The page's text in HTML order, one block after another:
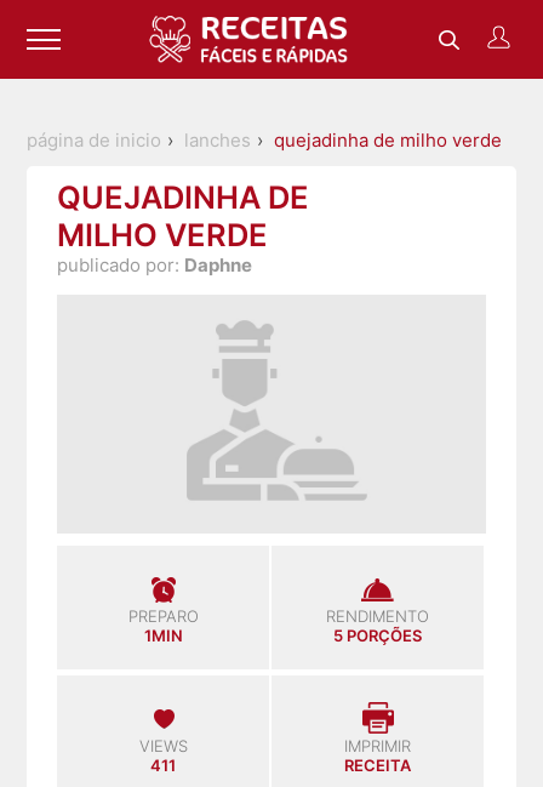
página de inicio lanches quejadinha de milho verde
QUEJADINHA DE
MILHO VERDE
publicado por: Daphne
PREPARO
1MIN
RENDIMENTO
5 PORÇÕES
VIEWS
411
IMPRIMIR
RECEITA